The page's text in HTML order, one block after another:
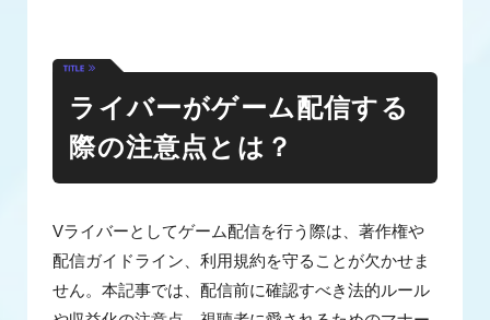
ライバーがゲーム配信する
際の注意点とは？
Vライバーとしてゲーム配信を行う際は、著作権や
配信ガイドライン、利用規約を守ることが欠かせま
せん。本記事では、配信前に確認すべき法的ルール